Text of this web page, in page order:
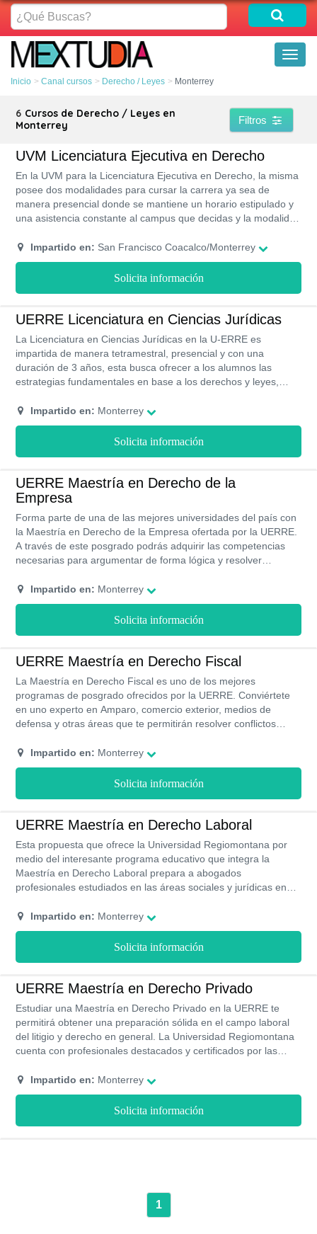
¿Qué
Buscas?
Inicio Canal cursos Derecho / Leyes Monterrey
6 Cursos de Derecho / Leyes en
Monterrey
Filtros
UVM Licenciatura Ejecutiva en Derecho
En la UVM para la Licenciatura Ejecutiva en Derecho, la misma
posee dos modalidades para cursar la carrera ya sea de
manera presencial donde se mantiene un horario estipulado y
una asistencia constante al campus que decidas y la modalidad
universidad donde tendrás 100% las asignaciones de forma
virtual, ambas modalidades tendrán una duración de 3 años
divididos en cuatrimestres para poder titularte,. con
reconocimiento internacional y doble titulación; con los
modificar y implementar nuevas leyes.
Impartido en: San Francisco Coacalco/Monterrey
Solicita información
UERRE Licenciatura en Ciencias Jurídicas
La Licenciatura en Ciencias Jurídicas en la U-ERRE es
impartida de manera tetramestral, presencial y con una
duración de 3 años, esta busca ofrecer a los alumnos las
estrategias fundamentales en base a los derechos y leyes,
se desarrolla a través de herramientas teóricas, prácticas y
científicas para la mejor formación del alumno.
Impartido en: Monterrey
Solicita información
UERRE Maestría en Derecho de la
Empresa
Forma parte de una de las mejores universidades del país con
la Maestría en Derecho de la Empresa ofertada por la UERRE.
A través de este posgrado podrás adquirir las competencias
necesarias para argumentar de forma lógica y resolver
en el trabajo práctico y multidisciplinario.
Impartido en: Monterrey
Solicita información
UERRE Maestría en Derecho Fiscal
La Maestría en Derecho Fiscal es uno de los mejores
programas de posgrado ofrecidos por la UERRE. Conviértete
en uno experto en Amparo, comercio exterior, medios de
defensa y otras áreas que te permitirán resolver conflictos
multidisciplinario de expertos con una extensa trayectoria en
esta casa de estudio.
Impartido en: Monterrey
Solicita información
UERRE Maestría en Derecho Laboral
Esta propuesta que ofrece la Universidad Regiomontana por
medio del interesante programa educativo que integra la
Maestría en Derecho Laboral prepara a abogados
profesionales estudiados en las áreas sociales y jurídicas en
las capacitaciones, la UERRE cuenta con espacios que
promueven el dinamismo de sus estudiantes y profesionales
del área que dotarán a los profesionales de habilidades para
identificar, analizar y entender las normas con el fin de
esta área de las ciencias jurídicas tendrás excelentes
inversión de estudio.
Impartido en: Monterrey
Solicita información
UERRE Maestría en Derecho Privado
Estudiar una Maestría en Derecho Privado en la UERRE te
permitirá obtener una preparación sólida en el campo laboral
del litigio y derecho en general. La Universidad Regiomontana
cuenta con profesionales destacados y certificados por las
instalaciones cuentan con los espacios aptos para que los
estudiantes puedan desarrollar de manera óptima sus
actividades académicas. Adicionalmente, podrás optar por
becas académicas por excelente rendimiento académico.
Impartido en: Monterrey
Solicita información
1